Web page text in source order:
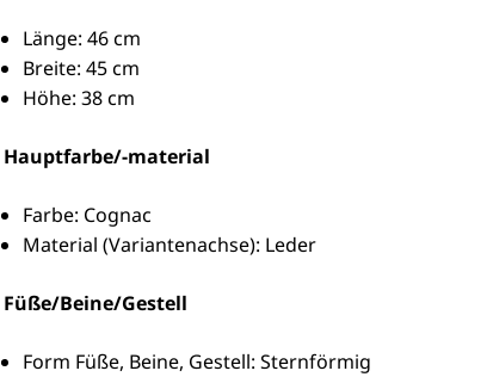
Länge: 46 cm
Breite: 45 cm
Höhe: 38 cm
Hauptfarbe/-material
Farbe: Cognac
Material (Variantenachse): Leder
Füße/Beine/Gestell
Form Füße, Beine, Gestell: Sternförmig